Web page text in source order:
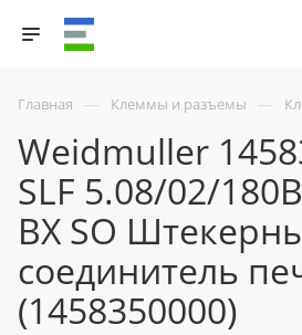
Главная — Клеммы и разъемы —
Weidmuller
SLF 5.08/02/
BX SO
соединитель
(1458350000)